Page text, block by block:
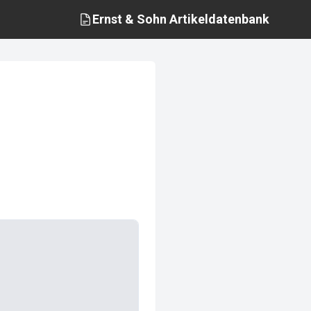
Ernst & Sohn Artikeldatenbank